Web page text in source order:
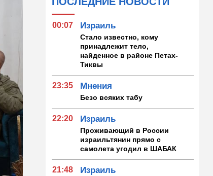
00:07 Израиль
Стало известно, кому
принадлежит тело,
найденное в районе Петах-
Тиквы
23:35 Мнения
Безо всяких табу
22:20 Израиль
Проживающий в России
израильтянин прямо с
самолета угодил в ШАБАК
21:48 Израиль